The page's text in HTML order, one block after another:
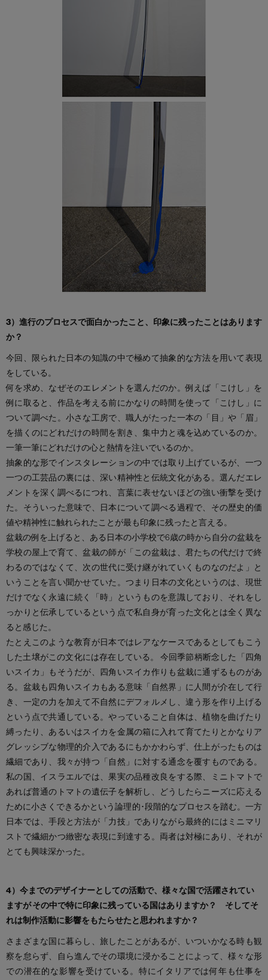
3）進行のプロセスで面白かったこと、印象に残ったことはあります
か？
今回、限られた日本の知識の中で極めて抽象的な方法を用いて表現
をしている。
何を求め、なぜそのエレメントを選んだのか。例えば「こけし」を
例に取ると、作品を考える前にかなりの時間を使って「こけし」に
ついて調べた。小さな工房で、職人がたった一本の「目」や「眉」
を描くのにどれだけの時間を割き、集中力と魂を込めているのか。
一筆一筆にどれだけの心と熱情を注いでいるのか。
抽象的な形でインスタレーションの中では取り上げているが、一つ
一つの工芸品の裏には、深い精神性と伝統文化がある。選んだエレ
メントを深く調べるにつれ、言葉に表せないほどの強い衝撃を受け
た。そういった意味で、日本について調べる過程で、その歴史的価
値や精神性に触れられたことが最も印象に残ったと言える。
盆栽の例を上げると、ある日本の小学校で6歳の時から自分の盆栽を
学校の屋上で育て、盆栽の師が「この盆栽は、君たちの代だけで終
わるのではなくて、次の世代に受け継がれていくものなのだよ」と
いうことを言い聞かせていた。つまり日本の文化というのは、現世
だけでなく永遠に続く「時」というものを意識しており、それをし
っかりと伝承しているという点で私自身が育った文化とは全く異な
ると感じた。
たとえこのような教育が日本ではレアなケースであるとしてもこう
した土壌がこの文化には存在している。
今回季節柄断念した「四角
いスイカ」もそうだが、四角いスイカ作りも盆栽に通ずるものがあ
る。盆栽も四角いスイカもある意味「自然界」に人間が介在して行
き、一定の力を加えて不自然にデフォルメし、違う形を作り上げる
という点で共通している。やっていること自体は、植物を曲げたり
縛ったり、あるいはスイカを金属の箱に入れて育てたりとかなりア
グレッシブな物理的介入であるにもかかわらず、仕上がったものは
繊細であり、我々が持つ「自然」に対する通念を覆すものである。
私の国、イスラエルでは、果実の品種改良をする際、ミニトマトで
あれば普通のトマトの遺伝子を解析し、どうしたらニーズに応える
ために小さくできるかという論理的･段階的なプロセスを踏む。一方
日本では、手段と方法が「力技」でありながら最終的にはミニマリ
ストで繊細かつ緻密な表現に到達する。両者は対極にあり、それが
とても興味深かった。
4）今までのデザイナーとしての活動で、様々な国で活躍されてい
ますがその中で特に印象に残っている国はありますか？ そしてそ
れは制作活動に影響をもたらせたと思われますか？
さまざまな国に暮らし、旅したことがあるが、いついかなる時も観
察を怠らず、自ら進んでその環境に浸かることによって、様々な形
での潜在的な影響を受けている。特にイタリアでは何年も仕事を